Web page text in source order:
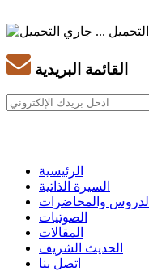
القائمة البريدية
الرئيسية
السيرة الذاتية
الدروس والمحاضرات
الصوتيات
المقالات
الحديث الشريف
اتصل بنا